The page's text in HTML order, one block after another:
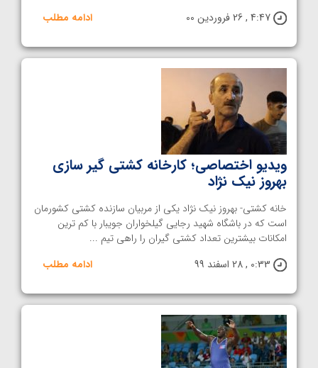
4:47 , 26 فروردین 00
ادامه مطلب
ویدیو اختصاصی؛ کارخانه کشتی گیر سازی
بهروز نیک نژاد
خانه کشتی- بهروز نیک نژاد یکی از مربیان سازنده کشتی کشورمان
است که در باشگاه شهید رجایی گیلخواران جویبار با کم ترین
امکانات بیشترین تعداد کشتی گیران را راهی تیم ...
0:33 , 28 اسفند 99
ادامه مطلب